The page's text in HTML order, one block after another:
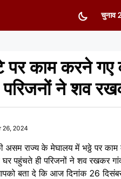
चुनाव
पर काम करने
परिजनों ने शव
26, 2024
की असम राज्य के मेघालय में भठ्ठे पर
पहुंचते ही परिजनों ने शव रखकर
बता दे कि आज दिनांक 26